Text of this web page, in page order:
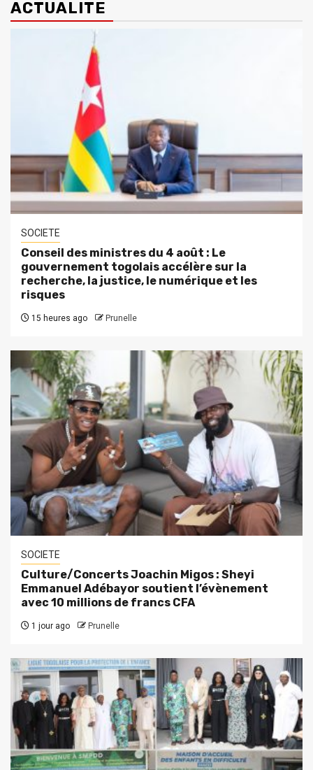
ACTUALITE
SOCIETE
Conseil des ministres du 4 août : Le
gouvernement togolais accélère sur la
recherche, la justice, le numérique et les
risques
15 heures ago Prunelle
SOCIETE
Culture/Concerts Joachin Migos : Sheyi
Emmanuel Adébayor soutient l’évènement
avec 10 millions de francs CFA
1 jour ago Prunelle